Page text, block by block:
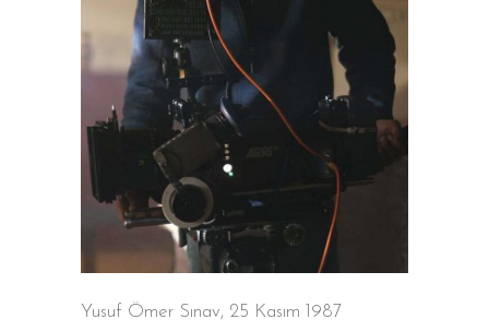
Yusuf Ömer Sınav, 25 Kasım 1987